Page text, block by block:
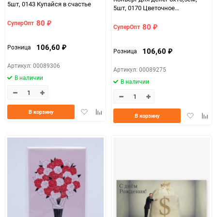
5шт, 0143 Купайся в счастье
СуперОпт 80 ₽
Розница 106,60 ₽
Артикул: 00089306
В наличии
ДобавитьДобавить
В корзину
5шт, 0170 Цветочное
СуперОпт 80 ₽
Розница 106,60 ₽
Артикул: 00089275
В наличии
Добавить
В корзину